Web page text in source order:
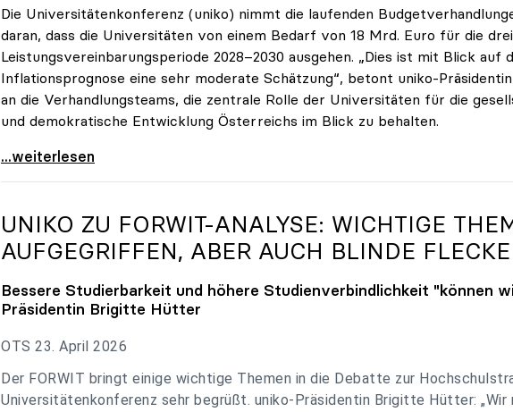
Die Universitätenkonferenz (uniko) nimmt die laufenden
daran, dass die Universitäten von einem Bedarf von 18 Mrd. Euro für die
Leistungsvereinbarungsperiode 2028–2030 ausgehen. „Dies ist mit Blick auf
Inflationsprognose eine sehr moderate Schätzung“, betont uniko-
an die Verhandlungsteams, die zentrale Rolle der Universitäten für die
und demokratische Entwicklung Österreichs im Blick zu behalten.
uniko zu Budgetverhandlungen: Universitäten sind
...weiterlesen
UNIKO ZU FORWIT-ANALYSE: WICHTIGE
AUFGEGRIFFEN, ABER AUCH BLINDE
Bessere Studierbarkeit und höhere Studienverbindlichkeit "können
Präsidentin Brigitte Hütter
OTS 23. April 2026
Der FORWIT bringt einige wichtige Themen in die Debatte zur
Universitätenkonferenz sehr begrüßt. uniko-Präsidentin Brigitte Hütter: „Wir